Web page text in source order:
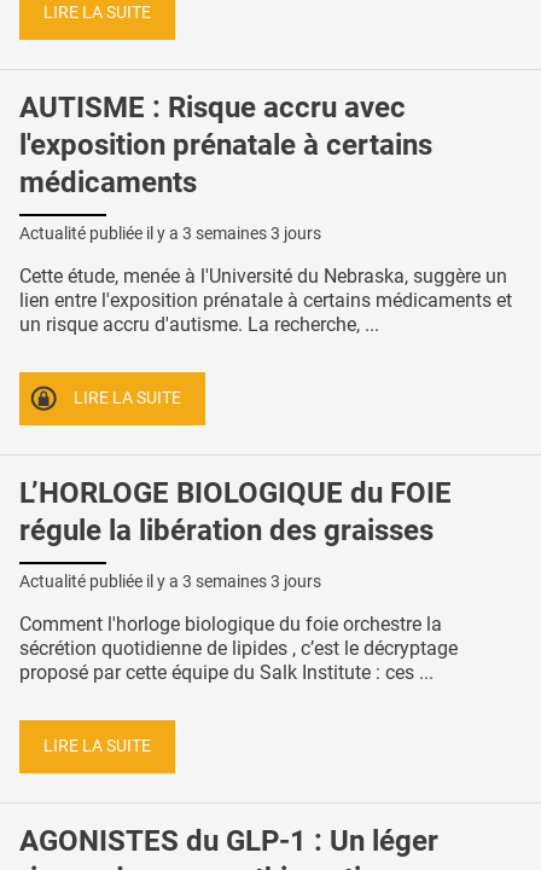
LIRE LA SUITE
AUTISME : Risque accru avec
l'exposition prénatale à certains
médicaments
Actualité publiée il y a 3 semaines 3 jours
Cette étude, menée à l'Université du Nebraska, suggère un
lien entre l'exposition prénatale à certains médicaments et
un risque accru d'autisme. La recherche, ...
LIRE LA SUITE
L’HORLOGE BIOLOGIQUE du FOIE
régule la libération des graisses
Actualité publiée il y a 3 semaines 3 jours
Comment l'horloge biologique du foie orchestre la
sécrétion quotidienne de lipides , c’est le décryptage
proposé par cette équipe du Salk Institute : ces ...
LIRE LA SUITE
AGONISTES du GLP-1 : Un léger